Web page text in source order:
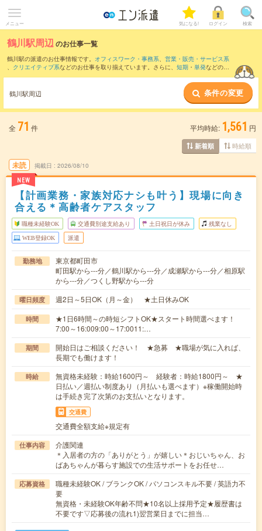
メニュー 気になる! ログイン 検索
鶴川駅周辺のお仕事一覧
鶴川駅の派遣のお仕事情報です。 オフィスワーク・事務系、 営業・販売・サービス系
、 クリエイティブ系などのお仕事を取り揃えています。さらに、 短期 ・ 単発などの期
また、立川駅
など近隣駅のお仕事もご
確認いただけます。
鶴川駅周辺 条件の変更
全 71 件 平均時給: 1,561 円
新着順 時給順
未読
NEW
掲載日 2026/08/10
【計画業務・家族対応ナシも叶う】現場に向き
合える＊高齢者ケアスタッフ
職種未経験OK 交通費別途支給あり 土日祝日が休み 残業なし
WEB登録OK 派遣
勤務地
東京都町田市
町田駅から---分／鶴川駅から---分／成瀬駅から---分／相原駅
から---分／つくし野駅から---分
曜日頻度 週2日～5日OK（月～金） ★土日休みOK
時間
★1日6時間～の時短シフトOK★スタート時間選べます！
7:00～16:009:00～17:0011:…
期間
開始日はご相談ください！ ★急募 ★職場が気に入れば、
長期でも働けます！
時給
無資格未経験：時給1600円～ 経験者：時給1800円～ ★
日払い／週払い制度あり（月払いも選べます）※稼働開始時
は手続き完了次第のお支払いとなります。
交通費
交通費全額支給※規定有
仕事内容
介護関連
＊入居者の方の「ありがとう」が嬉しい＊おじいちゃん、お
ばあちゃんが暮らす施設での生活サポートをお任せ…
応募資格
職種未経験OK / ブランクOK / パソコンスキル不要 / 英語力不
要
無資格・未経験OK年齢不問★10名以上採用予定★履歴書は
不要です▽応募後の流れ1)翌営業日までに担当…